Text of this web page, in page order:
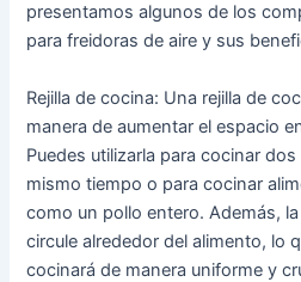
presentamos algunos de los
para freidoras de aire y sus
Rejilla de cocina: Una rejilla de
manera de aumentar el espacio
Puedes utilizarla para cocinar
mismo tiempo o para cocinar
como un pollo entero. Además,
circule alrededor del alimento, lo
cocinará de manera uniforme y